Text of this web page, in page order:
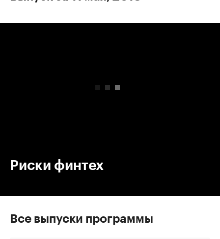
Риски финтех
Все выпуски программы